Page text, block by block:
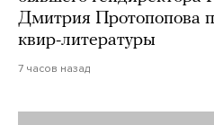
Дмитрия Протопопова
квир-литературы
7 часов назад